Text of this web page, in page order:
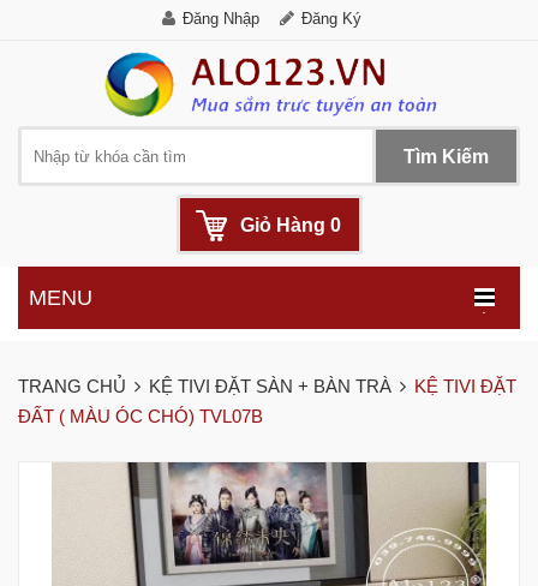
Đăng Nhập Đăng Ký
Tìm Kiếm
Giỏ Hàng 0
.
MENU
TRANG CHỦ KỆ TIVI ĐẶT SÀN + BÀN TRÀ
KỆ TIVI ĐẶT
ĐẤT ( MÀU ÓC CHÓ) TVL07B